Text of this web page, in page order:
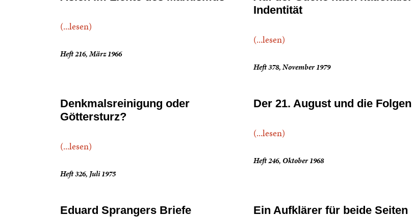
(...lesen)
Heft 216, März 1966
Indentität
(...lesen)
Heft 378, November 1979
Denkmalsreinigung oder
Göttersturz?
(...lesen)
Heft 326, Juli 1975
Der 21. August und die Folgen
(...lesen)
Heft 246, Oktober 1968
Eduard Sprangers Briefe Ein Aufklärer für beide Seiten